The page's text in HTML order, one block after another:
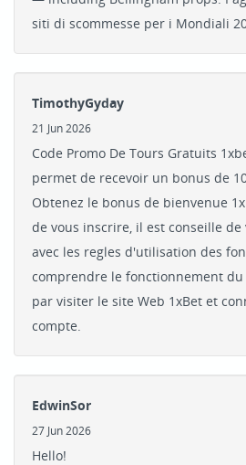
siti di scommesse per i Mondiali
TimothyGyday
21 Jun 2026
Code Promo De Tours Gratuits
permet de recevoir un bonus de
Obtenez le bonus de bienvenue
de vous inscrire, il est conseille
avec les regles d'utilisation des
comprendre le fonctionnement du
par visiter le site Web 1xBet et
compte.
EdwinSor
27 Jun 2026
Hello!